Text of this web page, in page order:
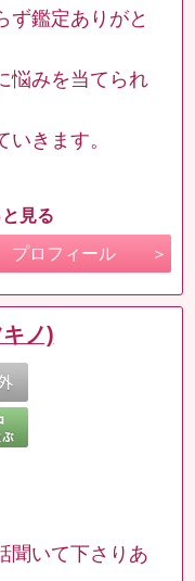
ず鑑定ありがと
悩みを当てられ
きます。
見る
プロフィール
ノ)
聞いて下さりあ